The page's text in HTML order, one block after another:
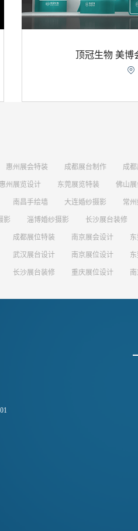
顶冠生物 美博

惠州展会特装 成都展台制作 成
惠州展览设计 东莞展览特装 佛山
南昌手绘墙 大连婚纱摄影 常
影 淄博婚纱摄影 长沙展台装修
成都展位特装 南京展会设计
武汉展台设计 南京展位设计
长沙展台装修 重庆展位设计